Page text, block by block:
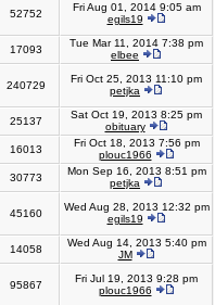
52752
Fri Aug 01, 2014 9:05 am
egils19
17093
Tue Mar 11, 2014 7:38 pm
elbee
240729
Fri Oct 25, 2013 11:10 pm
petjka
25137
Sat Oct 19, 2013 8:25 pm
obituary
16013
Fri Oct 18, 2013 7:56 pm
plouc1966
30773
Mon Sep 16, 2013 8:51 pm
petjka
45160
Wed Aug 28, 2013 12:32 pm
egils19
14058
Wed Aug 14, 2013 5:40 pm
JM
95867
Fri Jul 19, 2013 9:28 pm
plouc1966